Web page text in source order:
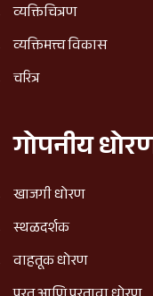
व्यक्तिचित्रण
व्यक्तिमत्त्व विकास
चरित्र
गोपनीय
खाजगी धोरण
स्थळदर्शक
वाहतूक धोरण